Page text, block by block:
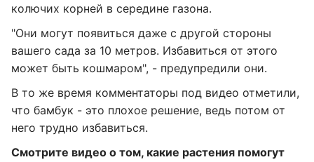
колючих корней в середине газона.
"Они могут появиться даже с другой стороны
вашего сада за 10 метров. Избавиться от этого
может быть кошмаром", - предупредили они.
В то же время комментаторы под видео отметили,
что бамбук - это плохое решение, ведь потом от
него трудно избавиться.
Смотрите видео о том, какие растения помогут